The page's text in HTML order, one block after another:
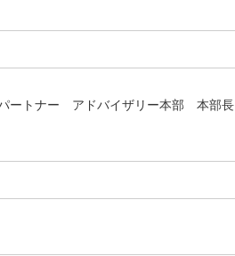
ートナー アドバイザリー本部 本部長